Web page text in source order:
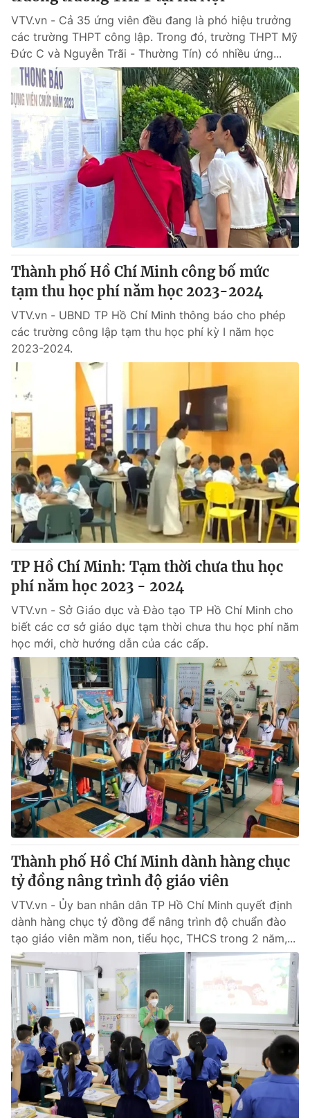
VTV.vn - Cả 35 ứng viên đều đang là phó hiệu trưởng
các trường THPT công lập. Trong đó, trường THPT Mỹ
Đức C và Nguyễn Trãi - Thường Tín) có nhiều ứng...
Thành phố Hồ Chí Minh công bố mức
tạm thu học phí năm học 2023-2024
VTV.vn - UBND TP Hồ Chí Minh thông báo cho phép
các trường công lập tạm thu học phí kỳ I năm học
2023-2024.
TP Hồ Chí Minh: Tạm thời chưa thu học
phí năm học 2023 - 2024
VTV.vn - Sở Giáo dục và Đào tạo TP Hồ Chí Minh cho
biết các cơ sở giáo dục tạm thời chưa thu học phí năm
học mới, chờ hướng dẫn của các cấp.
Thành phố Hồ Chí Minh dành hàng chục
tỷ đồng nâng trình độ giáo viên
VTV.vn - Ủy ban nhân dân TP Hồ Chí Minh quyết định
dành hàng chục tỷ đồng để nâng trình độ chuẩn đào
tạo giáo viên mầm non, tiểu học, THCS trong 2 năm,...